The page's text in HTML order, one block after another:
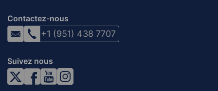
Contactez-nous
+1 (951) 438 7707
Suivez nous